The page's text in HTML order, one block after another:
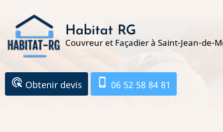
contenu
principal
Habitat RG
Couvreur et Façadier à Saint-Jean-de-
ads_click Obtenir devis phone_iphone 06 52 58 84 81